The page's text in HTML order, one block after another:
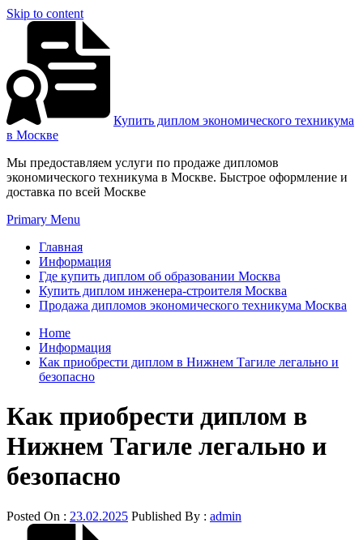
Skip to content
Купить диплом экономического техникума
в Москве
Мы предоставляем услуги по продаже дипломов
экономического техникума в Москве. Быстрое оформление и
доставка по всей Москве
Primary Menu
Главная
Информация
Где купить диплом об образовании Москва
Купить диплом инженера-строителя Москва
Продажа дипломов экономического техникума Москва
Home
Информация
Как приобрести диплом в Нижнем Тагиле легально и
безопасно
Как приобрести диплом в
Нижнем Тагиле легально и
безопасно
Posted On : 23.02.2025 Published By : admin